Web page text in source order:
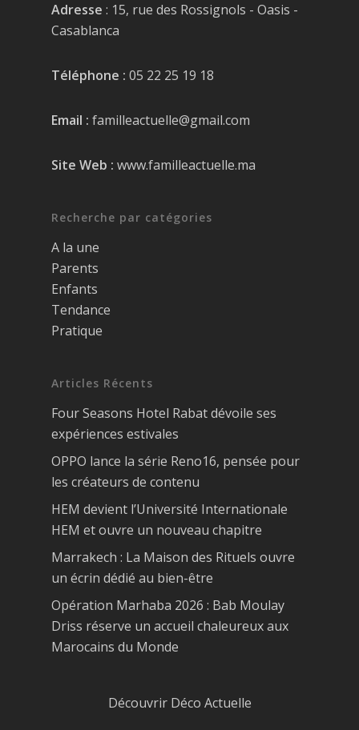
Adresse : 15, rue des Rossignols - Oasis -
Casablanca
Téléphone : 05 22 25 19 18
Email : familleactuelle@gmail.com
Site Web : www.familleactuelle.ma
Recherche par catégories
A la une
Parents
Enfants
Tendance
Pratique
Articles Récents
Four Seasons Hotel Rabat dévoile ses
expériences estivales
OPPO lance la série Reno16, pensée pour
les créateurs de contenu
HEM devient l’Université Internationale
HEM et ouvre un nouveau chapitre
Marrakech : La Maison des Rituels ouvre
un écrin dédié au bien-être
Opération Marhaba 2026 : Bab Moulay
Driss réserve un accueil chaleureux aux
Marocains du Monde
Découvrir Déco Actuelle